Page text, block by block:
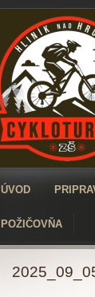
ÚVOD
POŽIČOVŇA